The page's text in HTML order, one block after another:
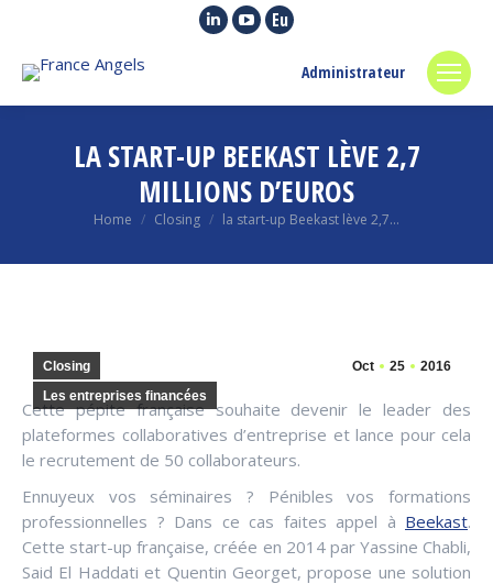
Linkedin
in
window
YouTube
in
window
Euroquity
opens
in
window
Administrateur
LA START-UP BEEKAST LÈVE 2,7
MILLIONS D’EUROS
You are here:
Home Closing la start-up Beekast lève 2,7…
Oct 25 2016
Closing
Les entreprises financées
Cette pépite française souhaite devenir le leader des
plateformes collaboratives d’entreprise et lance pour cela
le recrutement de 50 collaborateurs.
Ennuyeux vos séminaires ? Pénibles vos formations
professionnelles ? Dans ce cas faites appel à Beekast.
Cette start-up française, créée en 2014 par Yassine Chabli,
Said El Haddati et Quentin Georget, propose une solution